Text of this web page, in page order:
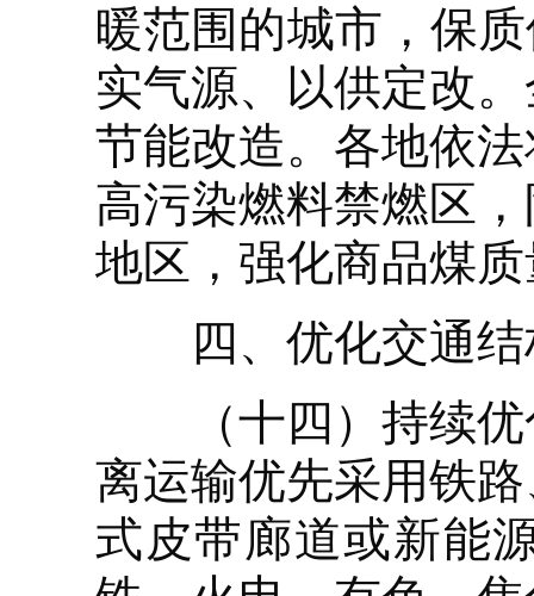
暖范围的城市，保
实气源、以供定改
节能改造。各地依
高污染燃料禁燃区
地区，强化商品煤
四、优化交通结
（十四）持续优
离运输优先采用铁
式皮带廊道或新能